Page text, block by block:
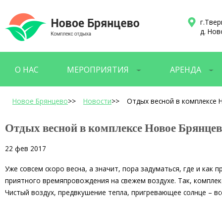
д.
О НАС МЕРОПРИЯТИЯ АРЕНДА
Новое Брянцево>> Новости>> Отдых весной в комплексе
Отдых весной в комплексе Новое
22 фев 2017
Уже совсем скоро весна, а значит, пора задуматься, где и
приятного времяпровождения на свежем воздухе. Так,
Чистый воздух, предвкушение тепла, пригревающее солнце –